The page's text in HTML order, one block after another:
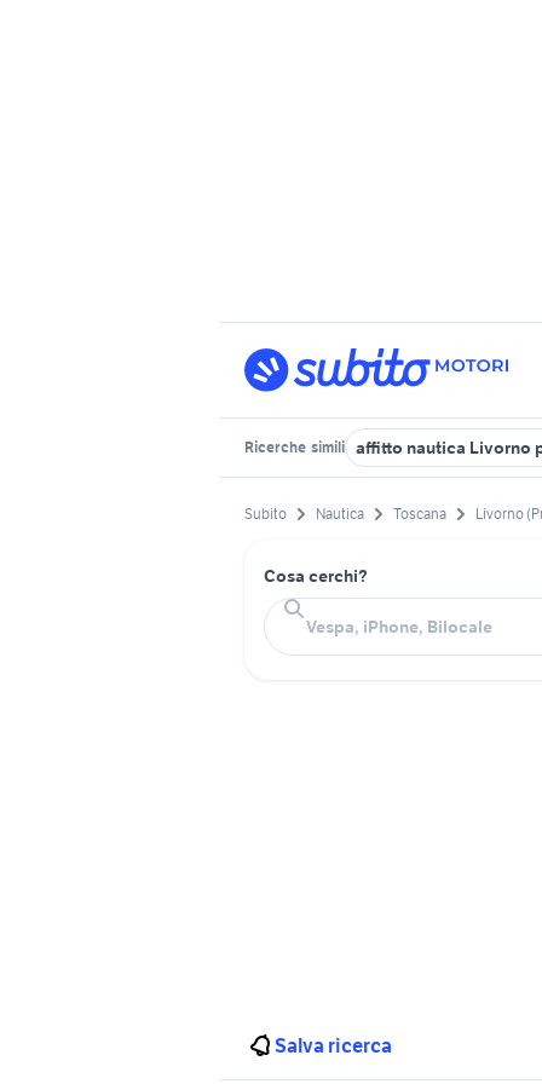
Ricerche simili affitto nautica Livorno
Subito Nautica Toscana Livorno
Cosa cerchi?
Salva ricerca